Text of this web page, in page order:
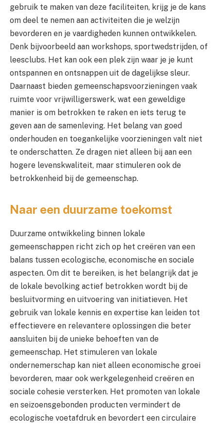
gebruik te maken van deze faciliteiten, krijg je de kans
om deel te nemen aan activiteiten die je welzijn
bevorderen en je vaardigheden kunnen ontwikkelen.
Denk bijvoorbeeld aan workshops, sportwedstrijden, of
leesclubs. Het kan ook een plek zijn waar je je kunt
ontspannen en ontsnappen uit de dagelijkse sleur.
Daarnaast bieden gemeenschapsvoorzieningen vaak
ruimte voor vrijwilligerswerk, wat een geweldige
manier is om betrokken te raken en iets terug te
geven aan de samenleving. Het belang van goed
onderhouden en toegankelijke voorzieningen valt niet
te onderschatten. Ze dragen niet alleen bij aan een
hogere levenskwaliteit, maar stimuleren ook de
betrokkenheid bij de gemeenschap.
Naar een duurzame toekomst
Duurzame ontwikkeling binnen lokale
gemeenschappen richt zich op het creëren van een
balans tussen ecologische, economische en sociale
aspecten. Om dit te bereiken, is het belangrijk dat je
de lokale bevolking actief betrokken wordt bij de
besluitvorming en uitvoering van initiatieven. Het
gebruik van lokale kennis en expertise kan leiden tot
effectievere en relevantere oplossingen die beter
aansluiten bij de unieke behoeften van de
gemeenschap. Het stimuleren van lokale
ondernemerschap kan niet alleen economische groei
bevorderen, maar ook werkgelegenheid creëren en
sociale cohesie versterken. Het promoten van lokale
en seizoensgebonden producten vermindert de
ecologische voetafdruk en bevordert een circulaire